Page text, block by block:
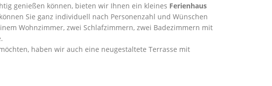
genießen können, bieten wir Ihnen ein kleines Ferienhaus
Sie ganz individuell nach Personenzahl und Wünschen
Wohnzimmer, zwei Schlafzimmern, zwei Badezimmern mit
haben wir auch eine neugestaltete Terrasse mit